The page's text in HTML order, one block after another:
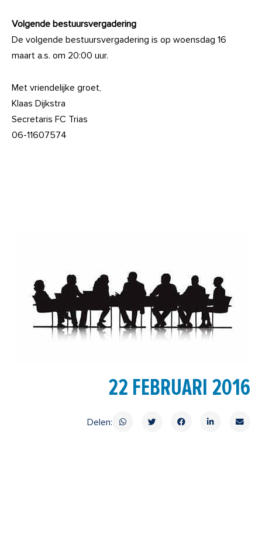
Volgende bestuursvergadering
De volgende bestuursvergadering is op woensdag 16
maart a.s. om 20:00 uur.
Met vriendelijke groet,
Klaas Dijkstra
Secretaris FC Trias
06-11607574
22 FEBRUARI 2016
Delen: